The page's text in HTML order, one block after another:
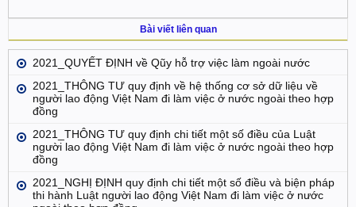
Bài viết liên quan
2021_QUYẾT ĐỊNH về Qũy hỗ trợ việc làm ngoài nước
2021_THÔNG TƯ quy định về hệ thống cơ sở dữ liệu về
người lao động Việt Nam đi làm việc ở nước ngoài theo hợp
đồng
2021_THÔNG TƯ quy định chi tiết một số điều của Luật
người lao động Việt Nam đi làm việc ở nước ngoài theo hợp
đồng
2021_NGHỊ ĐỊNH quy định chi tiết một số điều và biện pháp
thi hành Luật người lao động Việt Nam đi làm việc ở nước